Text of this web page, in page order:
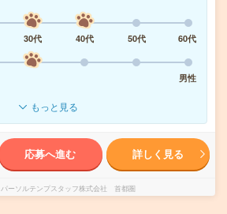
30代 40代 50代
60代
男性
もっと見る
応募へ進む 詳しく見る
パーソルテンプスタッフ株式会社 首都圏